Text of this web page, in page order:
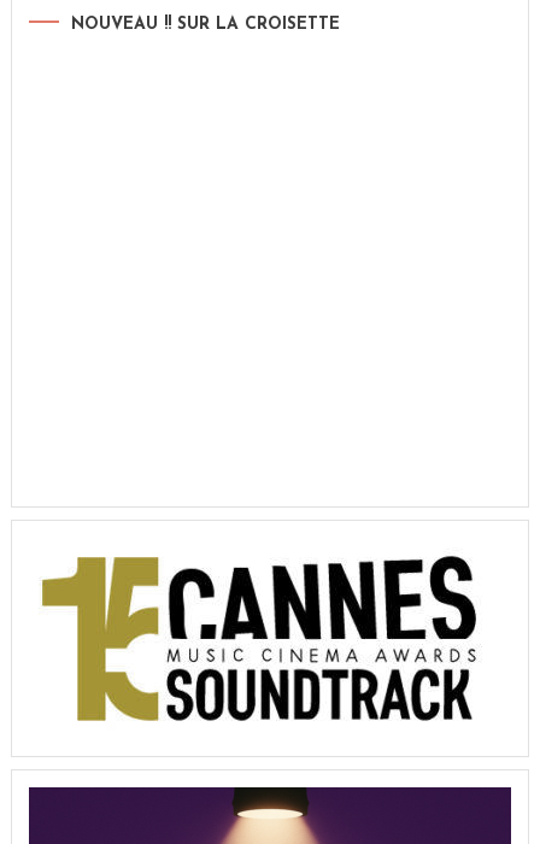
NOUVEAU !! SUR LA CROISETTE